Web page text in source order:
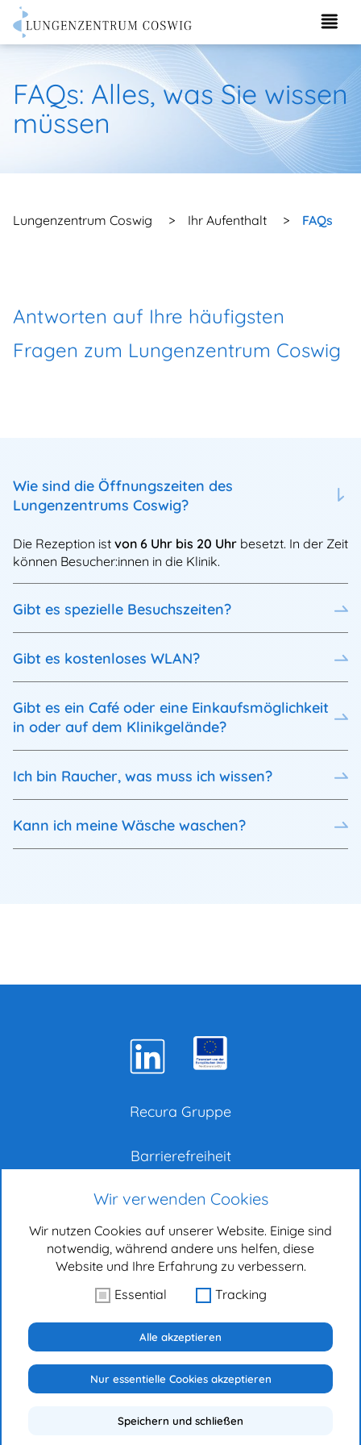
FAQs: Alles, was Sie wissen
müssen
Lungenzentrum Coswig > Ihr Aufenthalt > FAQs
Antworten auf Ihre häufigsten
Fragen zum Lungenzentrum Coswig
Wie sind die Öffnungszeiten des
Lungenzentrums Coswig?
Die Rezeption ist von 6 Uhr bis 20 Uhr besetzt. In der Zeit
können Besucher:innen in die Klinik.
Gibt es spezielle Besuchszeiten?
Gibt es kostenloses WLAN?
Gibt es ein Café oder eine Einkaufsmöglichkeit
in oder auf dem Klinikgelände?
Ich bin Raucher, was muss ich wissen?
Kann ich meine Wäsche waschen?
Recura Gruppe
Barrierefreiheit
Impressum
Datenschutz
Bewerber-Datenschutz
RECURier
Wir verwenden Cookies
Wir nutzen Cookies auf unserer Website. Einige sind
notwendig, während andere uns helfen, diese
Website und Ihre Erfahrung zu verbessern.
Essential
Tracking
Alle akzeptieren
Nur essentielle Cookies akzeptieren
Speichern und schließen